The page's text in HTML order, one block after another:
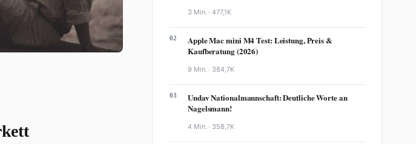
3 Min. ·477,1K
02
Apple Mac mini M4 Test: Leistung, Preis &
Kaufberatung (2026)
9 Min. · 384,7K
03
Undav Nationalmannschaft: Deutliche Worte an
Nagelsmann!
4 Min. · 358,7K